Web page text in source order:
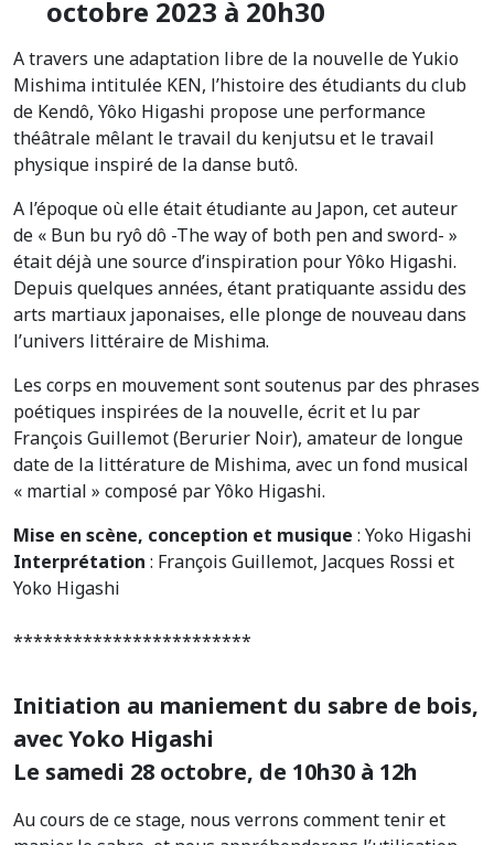
octobre 2023 à 20h30
A travers une adaptation libre de la nouvelle de Yukio
Mishima intitulée KEN, l’histoire des étudiants du club
de Kendô, Yôko Higashi propose une performance
théâtrale mêlant le travail du kenjutsu et le travail
physique inspiré de la danse butô.
A l’époque où elle était étudiante au Japon, cet auteur
de « Bun bu ryô dô -The way of both pen and sword- »
était déjà une source d’inspiration pour Yôko Higashi.
Depuis quelques années, étant pratiquante assidu des
arts martiaux japonaises, elle plonge de nouveau dans
l’univers littéraire de Mishima.
Les corps en mouvement sont soutenus par des phrases
poétiques inspirées de la nouvelle, écrit et lu par
François Guillemot (Berurier Noir), amateur de longue
date de la littérature de Mishima, avec un fond musical
« martial » composé par Yôko Higashi.
Mise en scène, conception et musique : Yoko Higashi
Interprétation : François Guillemot, Jacques Rossi et
Yoko Higashi
************************
Initiation au maniement du sabre de bois,
avec Yoko Higashi
Le samedi 28 octobre, de 10h30 à 12h
Au cours de ce stage, nous verrons comment tenir et